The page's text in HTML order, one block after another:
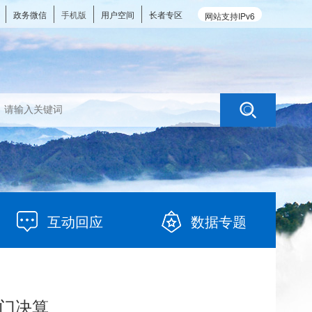
网站支持IPv6
政务微信 手机版 用户空间 长者专区
互动回应 数据专题
决算